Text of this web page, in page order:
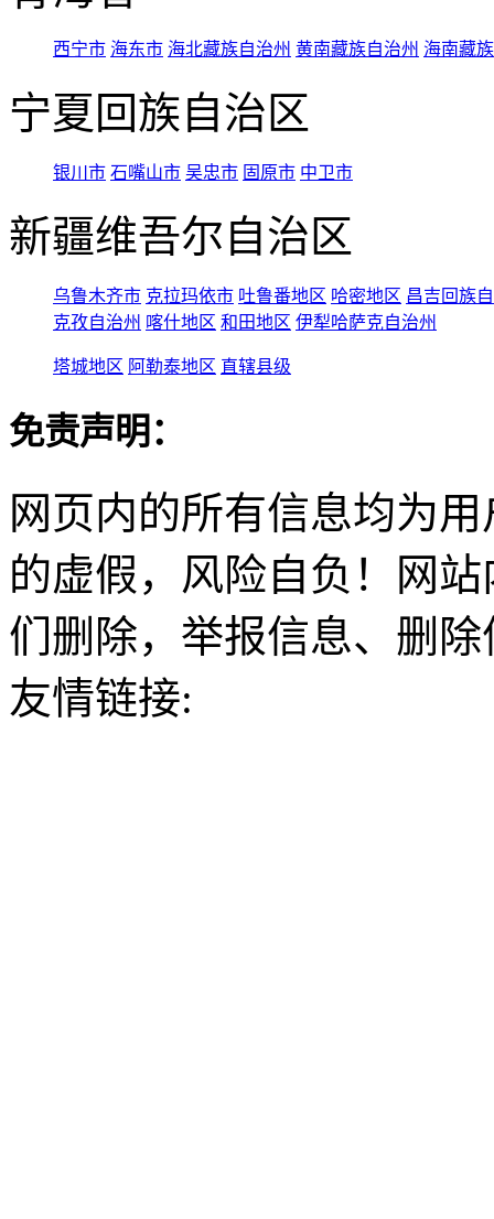
西宁市 海东市 海北藏族自治州 黄南藏族自治州 海南藏
宁夏回族自治区
银川市 石嘴山市 吴忠市 固原市 中卫市
新疆维吾尔自治区
乌鲁木齐市 克拉玛依市 吐鲁番地区 哈密地区 昌吉回族
克孜自治州 喀什地区 和田地区 伊犁哈萨克自治州
塔城地区 阿勒泰地区 直辖县级
免责声明：
网页内的所有信息均为
的虚假，风险自负！网
们删除，举报信息、删
友情链接: